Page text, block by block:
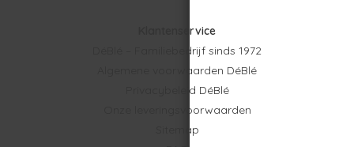
Klantenservice
DéBlé – Familiebedrijf sinds 1972
Algemene voorwaarden DéBlé
Privacybeleid DéBlé
Onze leveringsvoorwaarden
Sitemap